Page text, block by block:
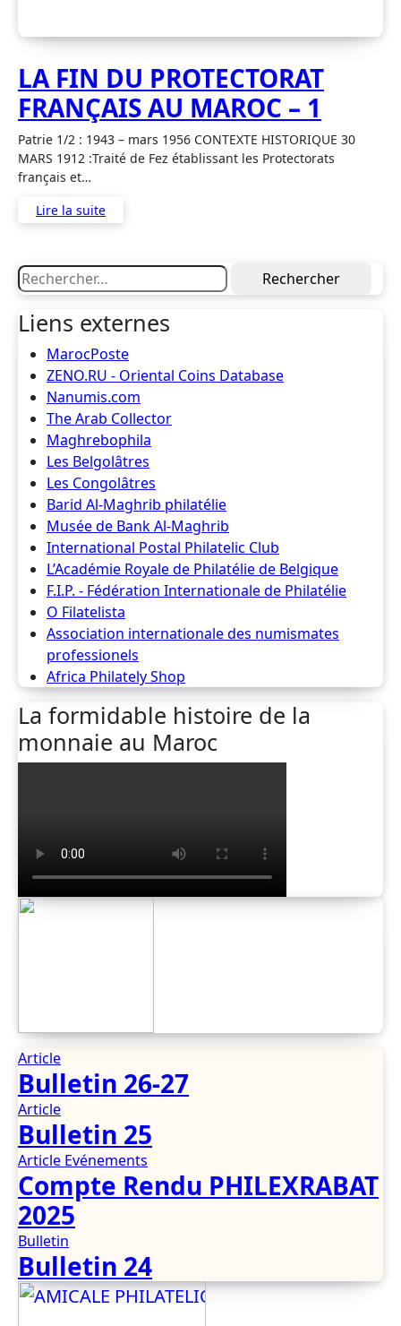
LA FIN DU PROTECTORAT
FRANÇAIS AU MAROC – 1
Patrie 1/2 : 1943 – mars 1956 CONTEXTE HISTORIQUE 30
MARS 1912 :Traité de Fez établissant les Protectorats
français et…
Lire la suite
Rechercher :
Liens externes
MarocPoste
ZENO.RU - Oriental Coins Database
Nanumis.com
The Arab Collector
Maghrebophila
Les Belgolâtres
Les Congolâtres
Barid Al-Maghrib philatélie
Musée de Bank Al-Maghrib
International Postal Philatelic Club
L’Académie Royale de Philatélie de Belgique
F.I.P. - Fédération Internationale de Philatélie
O Filatelista
Association internationale des numismates
professionels
Africa Philately Shop
La formidable histoire de la
monnaie au Maroc
Article
Bulletin 26-27
Article
Bulletin 25
Article Evénements
Compte Rendu PHILEXRABAT
2025
Bulletin
Bulletin 24